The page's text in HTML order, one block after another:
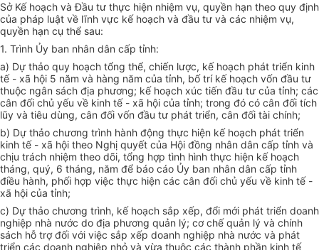
Sở Kế hoạch và Đầu tư thực hiện nhiệm vụ, quyền hạn theo quy định
của pháp luật về lĩnh vực kế hoạch và đầu tư và các nhiệm vụ,
quyền hạn cụ thể sau:
1. Trình Ủy ban nhân dân cấp tỉnh:
a) Dự thảo quy hoạch tổng thể, chiến lược, kế hoạch phát triển kinh
tế - xã hội 5 năm và hàng năm của tỉnh, bố trí kế hoạch vốn đầu tư
thuộc ngân sách địa phương; kế hoạch xúc tiến đầu tư của tỉnh; các
cân đối chủ yếu về kinh tế - xã hội của tỉnh; trong đó có cân đối tích
lũy và tiêu dùng, cân đối vốn đầu tư phát triển, cân đối tài chính;
b) Dự thảo chương trình hành động thực hiện kế hoạch phát triển
kinh tế - xã hội theo Nghị quyết của Hội đồng nhân dân cấp tỉnh và
chịu trách nhiệm theo dõi, tổng hợp tình hình thực hiện kế hoạch
tháng, quý, 6 tháng, năm để báo cáo Ủy ban nhân dân cấp tỉnh
điều hành, phối hợp việc thực hiện các cân đối chủ yếu về kinh tế -
xã hội của tỉnh;
c) Dự thảo chương trình, kế hoạch sắp xếp, đổi mới phát triển doanh
nghiệp nhà nước do địa phương quản lý; cơ chế quản lý và chính
sách hỗ trợ đối với việc sắp xếp doanh nghiệp nhà nước và phát
triển các doanh nghiệp nhỏ và vừa thuộc các thành phần kinh tế